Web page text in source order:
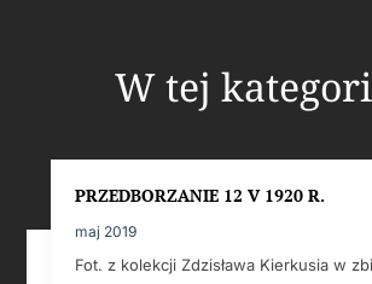
W tej
PRZEDBORZANIE 12 V 1920 R.
maj 2019
Fot. z kolekcji Zdzisława Kierkusia w